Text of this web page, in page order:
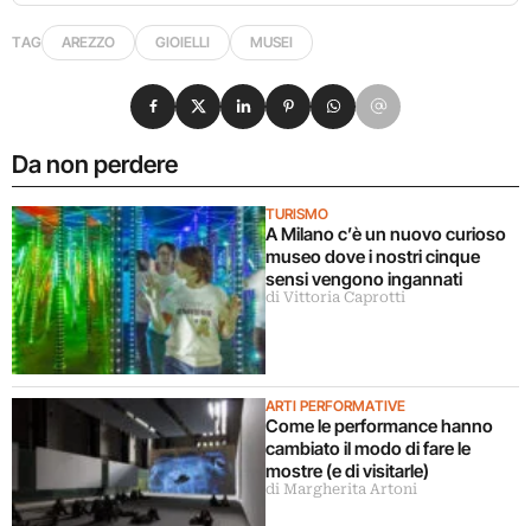
TAG AREZZO GIOIELLI MUSEI
Da non perdere
TURISMO
A Milano c’è un nuovo curioso
museo dove i nostri cinque
sensi vengono ingannati
di Vittoria Caprotti
ARTI PERFORMATIVE
Come le performance hanno
cambiato il modo di fare le
mostre (e di visitarle)
di Margherita Artoni
Condividi su Facebook
Condividi su X
Condividi su LinkedIn
Condividi su Pinterest
Condividi su WhatsApp
Condividi su Email